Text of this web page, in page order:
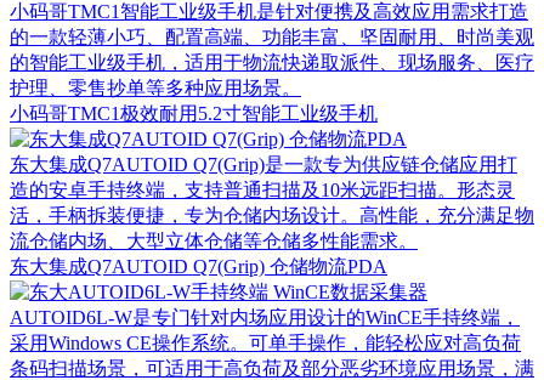
小码哥TMC1智能工业级手机是针对便携及高效应用需求打造
的一款轻薄小巧、配置高端、功能丰富、坚固耐用、时尚美观
的智能工业级手机，适用于物流快递取派件、现场服务、医疗
护理、零售抄单等多种应用场景。
小码哥TMC1极效耐用5.2寸智能工业级手机
东大集成Q7AUTOID Q7(Grip)是一款专为供应链仓储应用打
造的安卓手持终端，支持普通扫描及10米远距扫描。形态灵
活，手柄拆装便捷，专为仓储内场设计。高性能，充分满足物
流仓储内场、大型立体仓储等仓储多性能需求。
东大集成Q7AUTOID Q7(Grip) 仓储物流PDA
AUTOID6L-W是专门针对内场应用设计的WinCE手持终端，
采用Windows CE操作系统。可单手操作，能轻松应对高负荷
条码扫描场景，可适用于高负荷及部分恶劣环境应用场景，满